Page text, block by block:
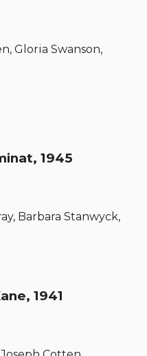
Gloria Swanson,
1945
Barbara Stanwyck,
1941